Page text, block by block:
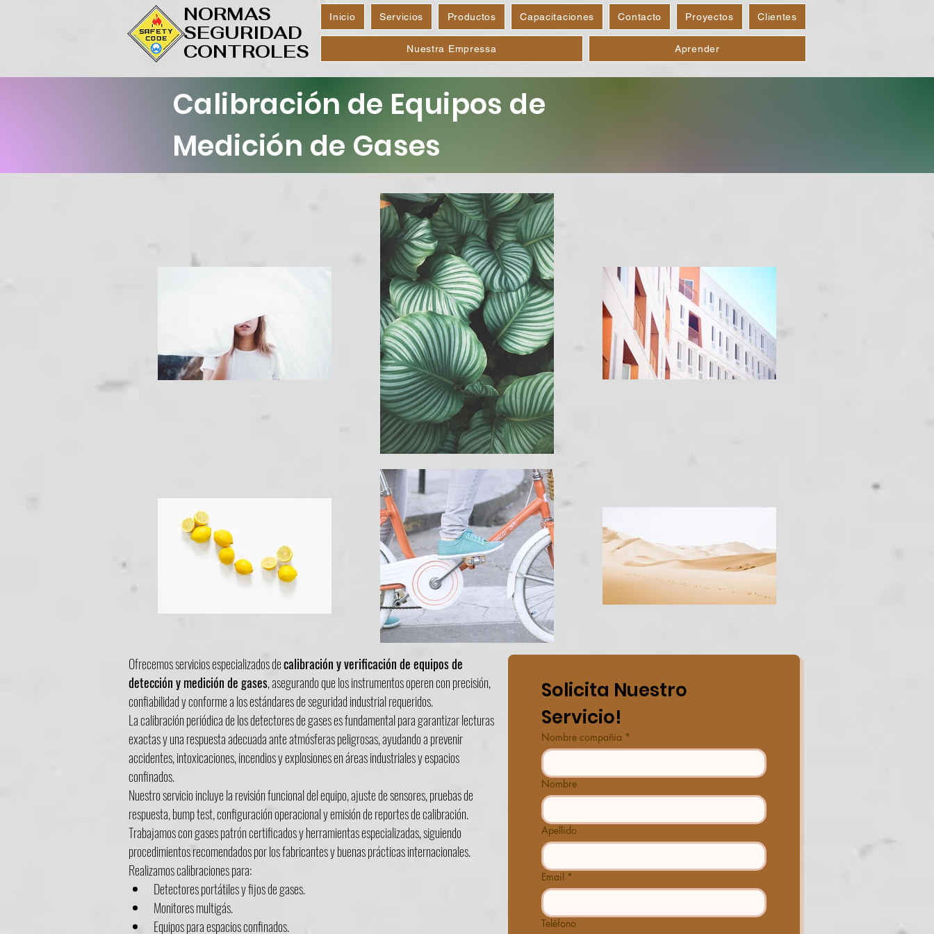
NORMAS
SEGURIDAD
CONTROLES
Inicio Servicios Productos Capacitaciones Contacto Proyectos Clientes
Nuestra Empressa Aprender
Calibración de Equipos de
Medición de Gases
Ofrecemos servicios especializados de calibración y verificación de equipos de
detección y medición de gases, asegurando que los instrumentos operen con precisión,
confiabilidad y conforme a los estándares de seguridad industrial requeridos.
La calibración periódica de los detectores de gases es fundamental para garantizar lecturas
exactas y una respuesta adecuada ante atmósferas peligrosas, ayudando a prevenir
accidentes, intoxicaciones, incendios y explosiones en áreas industriales y espacios
confinados.
Nuestro servicio incluye la revisión funcional del equipo, ajuste de sensores, pruebas de
respuesta, bump test, configuración operacional y emisión de reportes de calibración.
Trabajamos con gases patrón certificados y herramientas especializadas, siguiendo
procedimientos recomendados por los fabricantes y buenas prácticas internacionales.
Realizamos calibraciones para:
Detectores portátiles y fijos de gases.
Monitores multigás.
Equipos para espacios confinados.
Solicita Nuestro
Servicio!
Nombre compañia *
Nombre
Apellido
Email *
Teléfono